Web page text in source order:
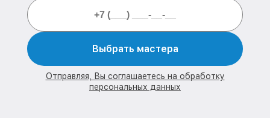
Выбрать мастера
Отправляя, Вы соглашаетесь на обработку
персональных данных